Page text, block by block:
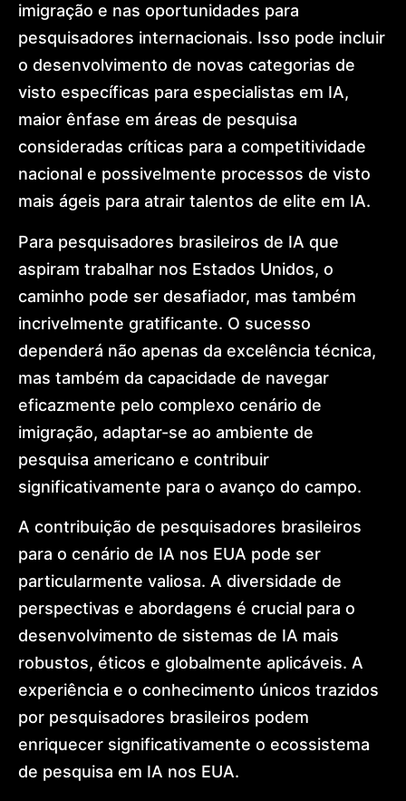
imigração e nas oportunidades para
pesquisadores internacionais. Isso pode incluir
o desenvolvimento de novas categorias de
visto específicas para especialistas em IA,
maior ênfase em áreas de pesquisa
consideradas críticas para a competitividade
nacional e possivelmente processos de visto
mais ágeis para atrair talentos de elite em IA.
Para pesquisadores brasileiros de IA que
aspiram trabalhar nos Estados Unidos, o
caminho pode ser desafiador, mas também
incrivelmente gratificante. O sucesso
dependerá não apenas da excelência técnica,
mas também da capacidade de navegar
eficazmente pelo complexo cenário de
imigração, adaptar-se ao ambiente de
pesquisa americano e contribuir
significativamente para o avanço do campo.
A contribuição de pesquisadores brasileiros
para o cenário de IA nos EUA pode ser
particularmente valiosa. A diversidade de
perspectivas e abordagens é crucial para o
desenvolvimento de sistemas de IA mais
robustos, éticos e globalmente aplicáveis. A
experiência e o conhecimento únicos trazidos
por pesquisadores brasileiros podem
enriquecer significativamente o ecossistema
de pesquisa em IA nos EUA.